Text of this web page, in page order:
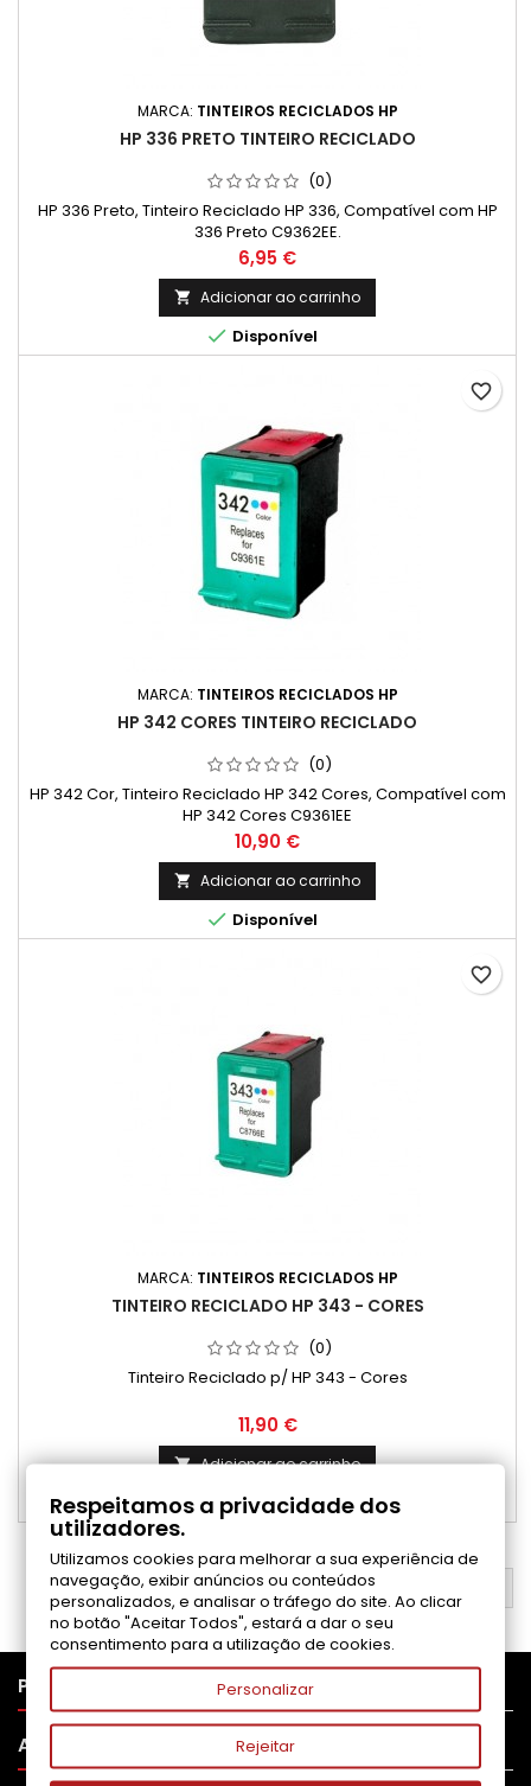
MARCA: TINTEIROS RECICLADOS HP
HP 336 PRETO TINTEIRO RECICLADO
(0)
HP 336 Preto, Tinteiro Reciclado HP 336, Compatível com HP
336 Preto C9362EE.
Preço
6,95 €
 Adicionar ao carrinho
 Disponível
MARCA: TINTEIROS RECICLADOS HP
HP 342 CORES TINTEIRO RECICLADO
(0)
HP 342 Cor, Tinteiro Reciclado HP 342 Cores, Compatível com
HP 342 Cores C9361EE
Preço
10,90 €
 Adicionar ao carrinho
 Disponível
favorite_border
MARCA: TINTEIROS RECICLADOS HP
TINTEIRO RECICLADO HP 343 - CORES
(0)
Tinteiro Reciclado p/ HP 343 - Cores
Preço
11,90 €
 Adicionar ao carrinho
Disponível
favorite_border
VOLTAR AO TOPO
PRODUTOS
APOIO AO CLIENTE
Respeitamos a privacidade dos
utilizadores.
Utilizamos cookies para melhorar a sua experiência de
navegação, exibir anúncios ou conteúdos
personalizados, e analisar o tráfego do site. Ao clicar
no botão "Aceitar Todos", estará a dar o seu
consentimento para a utilização de cookies.
Personalizar
Rejeitar